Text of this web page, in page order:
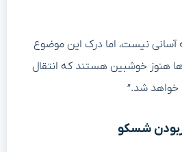
آسانی نیست، اما درک این موضوع
خوشبین هستند که انتقال
خواهد شد.”
ربودن شسکو